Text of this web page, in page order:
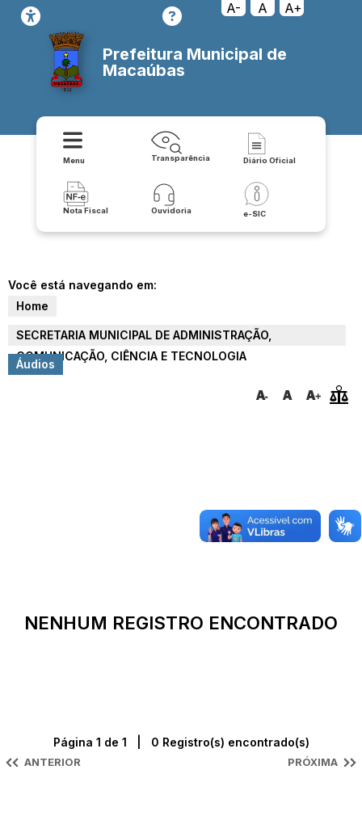
A- A A+
Prefeitura Municipal de
Macaúbas
Menu Transparência Diário Oficial
Nota Fiscal Ouvidoria e-SIC
Você está navegando em:
Home
SECRETARIA MUNICIPAL DE ADMINISTRAÇÃO,
COMUNICAÇÃO, CIÊNCIA E TECNOLOGIA
Áudios
NENHUM REGISTRO ENCONTRADO
ANTERIOR
Página 1 de 1 | 0 Registro(s) encontrado(s)
PRÓXIMA